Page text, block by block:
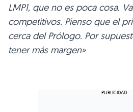
LMP1, que no es poca cosa.
competitivos. Pienso que el
cerca del Prólogo. Por
tener más margen».